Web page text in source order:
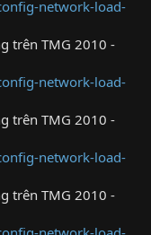
network-load-
trên TMG 2010 -
network-load-
trên TMG 2010 -
network-load-
trên TMG 2010 -